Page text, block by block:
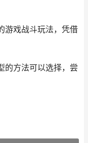
游戏战斗玩法，凭借
的方法可以选择，尝